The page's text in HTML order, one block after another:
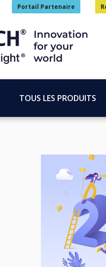
Portail Partenaire
TOUS LES PRODUITS